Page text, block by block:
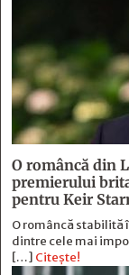
O româncă din
premierului
pentru Keir
O româncă stabilită
dintre cele mai
[…] Citește!